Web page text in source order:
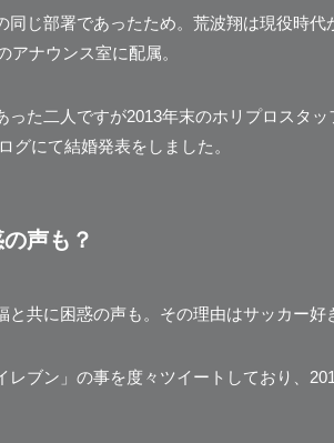
じ部署であったため。荒波翔は現役時
アナウンス室に配属。
った二人ですが2013年末のホリプロスタ
グにて結婚発表をしました。
声も？
共に困惑の声も。その理由はサッカー好
ブン」の事を度々ツイートしており、